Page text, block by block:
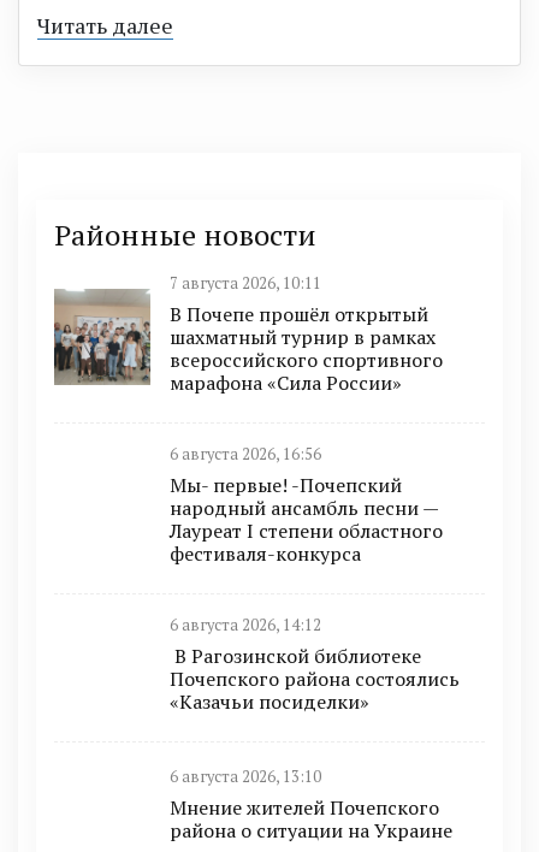
Читать далее
Районные новости
7 августа 2026, 10:11
В Почепе прошёл открытый
шахматный турнир в рамках
всероссийского спортивного
марафона «Сила России»
6 августа 2026, 16:56
Мы- первые! -Почепский
народный ансамбль песни —
Лауреат I степени областного
фестиваля-конкурса
6 августа 2026, 14:12
В Рагозинской библиотеке
Почепского района состоялись
«Казачьи посиделки»
6 августа 2026, 13:10
Мнение жителей Почепского
района о ситуации на Украине